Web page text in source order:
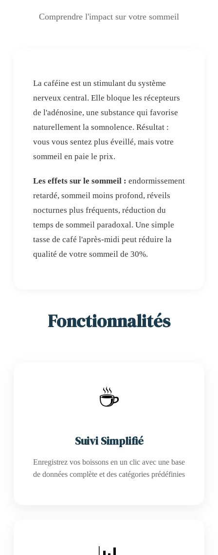
Comprendre l'impact sur votre sommeil
La caféine est un stimulant du système
nerveux central. Elle bloque les récepteurs
de l'adénosine, une substance qui favorise
naturellement la somnolence. Résultat :
vous vous sentez plus éveillé, mais votre
sommeil en paie le prix.
Les effets sur le sommeil : endormissement
retardé, sommeil moins profond, réveils
nocturnes plus fréquents, réduction du
temps de sommeil paradoxal. Une simple
tasse de café l'après-midi peut réduire la
qualité de votre sommeil de 30%.
Fonctionnalités
☕
Suivi Simplifié
Enregistrez vos boissons en un clic avec une base
de données complète et des catégories prédéfinies